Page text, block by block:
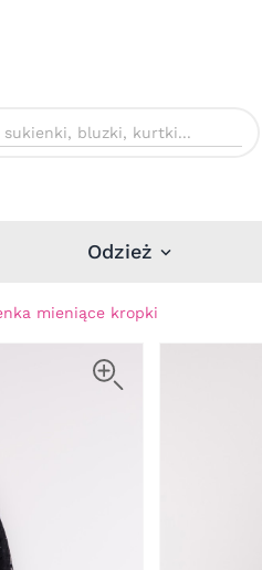
Odzież
mieniące kropki